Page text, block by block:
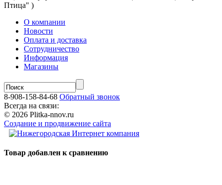
Птица" )
О компании
Новости
Оплата и доставка
Сотрудничество
Информация
Магазины
8-908-158-84-68 Обратный звонок
Всегда на связи:
© 2026 Plitka-nnov.ru
Создание и продвижение сайта
Товар добавлен к сравнению